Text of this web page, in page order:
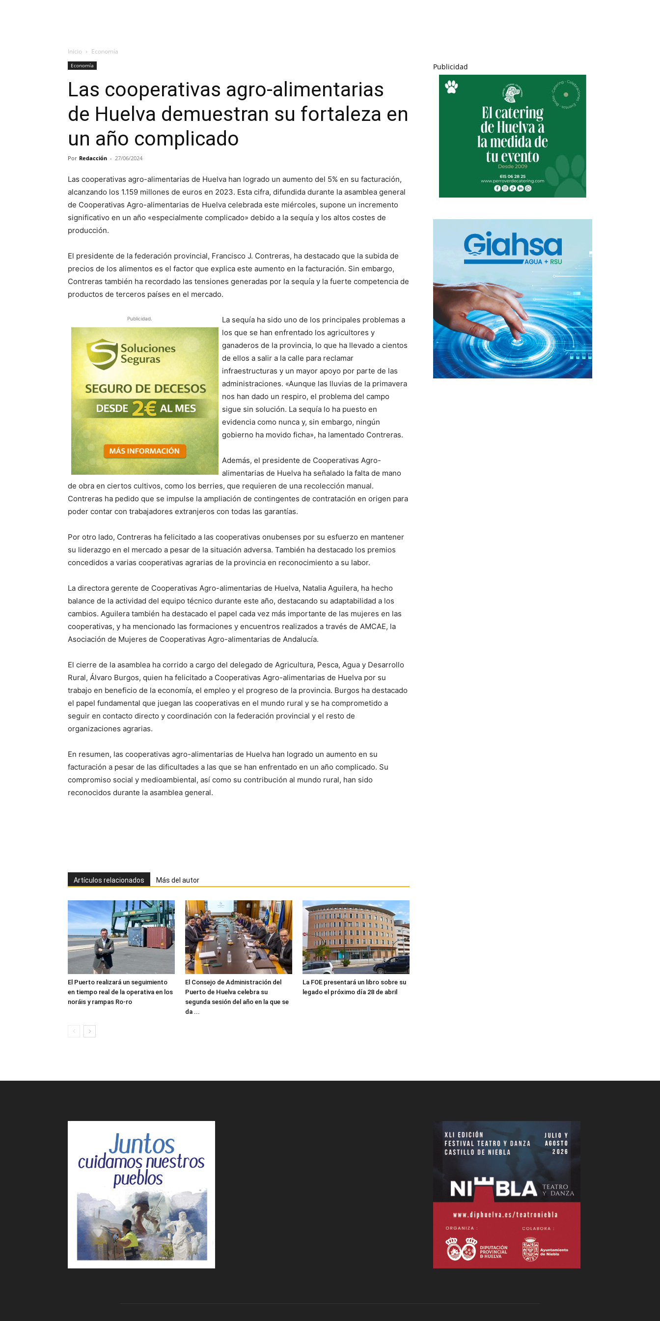
Inicio Economía
Economía
Las cooperativas agro-alimentarias
de Huelva demuestran su fortaleza en
un año complicado
Por Redacción - 27/06/2024
Las cooperativas agro-alimentarias de Huelva han logrado un aumento del 5% en su facturación,
alcanzando los 1.159 millones de euros en 2023. Esta cifra, difundida durante la asamblea general
de Cooperativas Agro-alimentarias de Huelva celebrada este miércoles, supone un incremento
significativo en un año «especialmente complicado» debido a la sequía y los altos costes de
producción.
El presidente de la federación provincial, Francisco J. Contreras, ha destacado que la subida de
precios de los alimentos es el factor que explica este aumento en la facturación. Sin embargo,
Contreras también ha recordado las tensiones generadas por la sequía y la fuerte competencia de
productos de terceros países en el mercado.
Publicidad.
La sequía ha sido uno de los principales problemas a
los que se han enfrentado los agricultores y
ganaderos de la provincia, lo que ha llevado a cientos
de ellos a salir a la calle para reclamar
infraestructuras y un mayor apoyo por parte de las
administraciones. «Aunque las lluvias de la primavera
nos han dado un respiro, el problema del campo
sigue sin solución. La sequía lo ha puesto en
evidencia como nunca y, sin embargo, ningún
gobierno ha movido ficha», ha lamentado Contreras.
Además, el presidente de Cooperativas Agro-
alimentarias de Huelva ha señalado la falta de mano
de obra en ciertos cultivos, como los berries, que requieren de una recolección manual.
Contreras ha pedido que se impulse la ampliación de contingentes de contratación en origen para
poder contar con trabajadores extranjeros con todas las garantías.
Por otro lado, Contreras ha felicitado a las cooperativas onubenses por su esfuerzo en mantener
su liderazgo en el mercado a pesar de la situación adversa. También ha destacado los premios
concedidos a varias cooperativas agrarias de la provincia en reconocimiento a su labor.
La directora gerente de Cooperativas Agro-alimentarias de Huelva, Natalia Aguilera, ha hecho
balance de la actividad del equipo técnico durante este año, destacando su adaptabilidad a los
cambios. Aguilera también ha destacado el papel cada vez más importante de las mujeres en las
cooperativas, y ha mencionado las formaciones y encuentros realizados a través de AMCAE, la
Asociación de Mujeres de Cooperativas Agro-alimentarias de Andalucía.
El cierre de la asamblea ha corrido a cargo del delegado de Agricultura, Pesca, Agua y Desarrollo
Rural, Álvaro Burgos, quien ha felicitado a Cooperativas Agro-alimentarias de Huelva por su
trabajo en beneficio de la economía, el empleo y el progreso de la provincia. Burgos ha destacado
el papel fundamental que juegan las cooperativas en el mundo rural y se ha comprometido a
seguir en contacto directo y coordinación con la federación provincial y el resto de
organizaciones agrarias.
En resumen, las cooperativas agro-alimentarias de Huelva han logrado un aumento en su
facturación a pesar de las dificultades a las que se han enfrentado en un año complicado. Su
compromiso social y medioambiental, así como su contribución al mundo rural, han sido
reconocidos durante la asamblea general.
Artículos relacionados Más del autor
El Puerto realizará un seguimiento
en tiempo real de la operativa en los
noráis y rampas Ro-ro
El Consejo de Administración del
Puerto de Huelva celebra su
segunda sesión del año en la que se
da ...
La FOE presentará un libro sobre su
legado el próximo día 28 de abril
Publicidad